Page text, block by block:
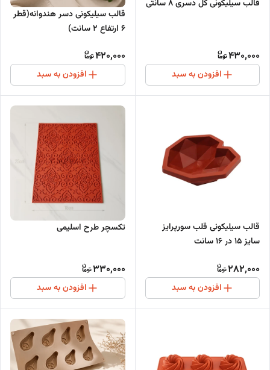
قالب سیلیکونی گل دسری ۸ سانتی
430,000
افزودن به سبد
قالب سیلیکونی دسر هندوانه(قطر
۶ ارتفاع ۲ سانت)
420,000
افزودن به سبد
قالب سیلیکونی قلب سورپرایز
سایز 15 در 16 سانت
282,000
افزودن به سبد
تکسچر طرح اسلیمی
330,000
افزودن به سبد